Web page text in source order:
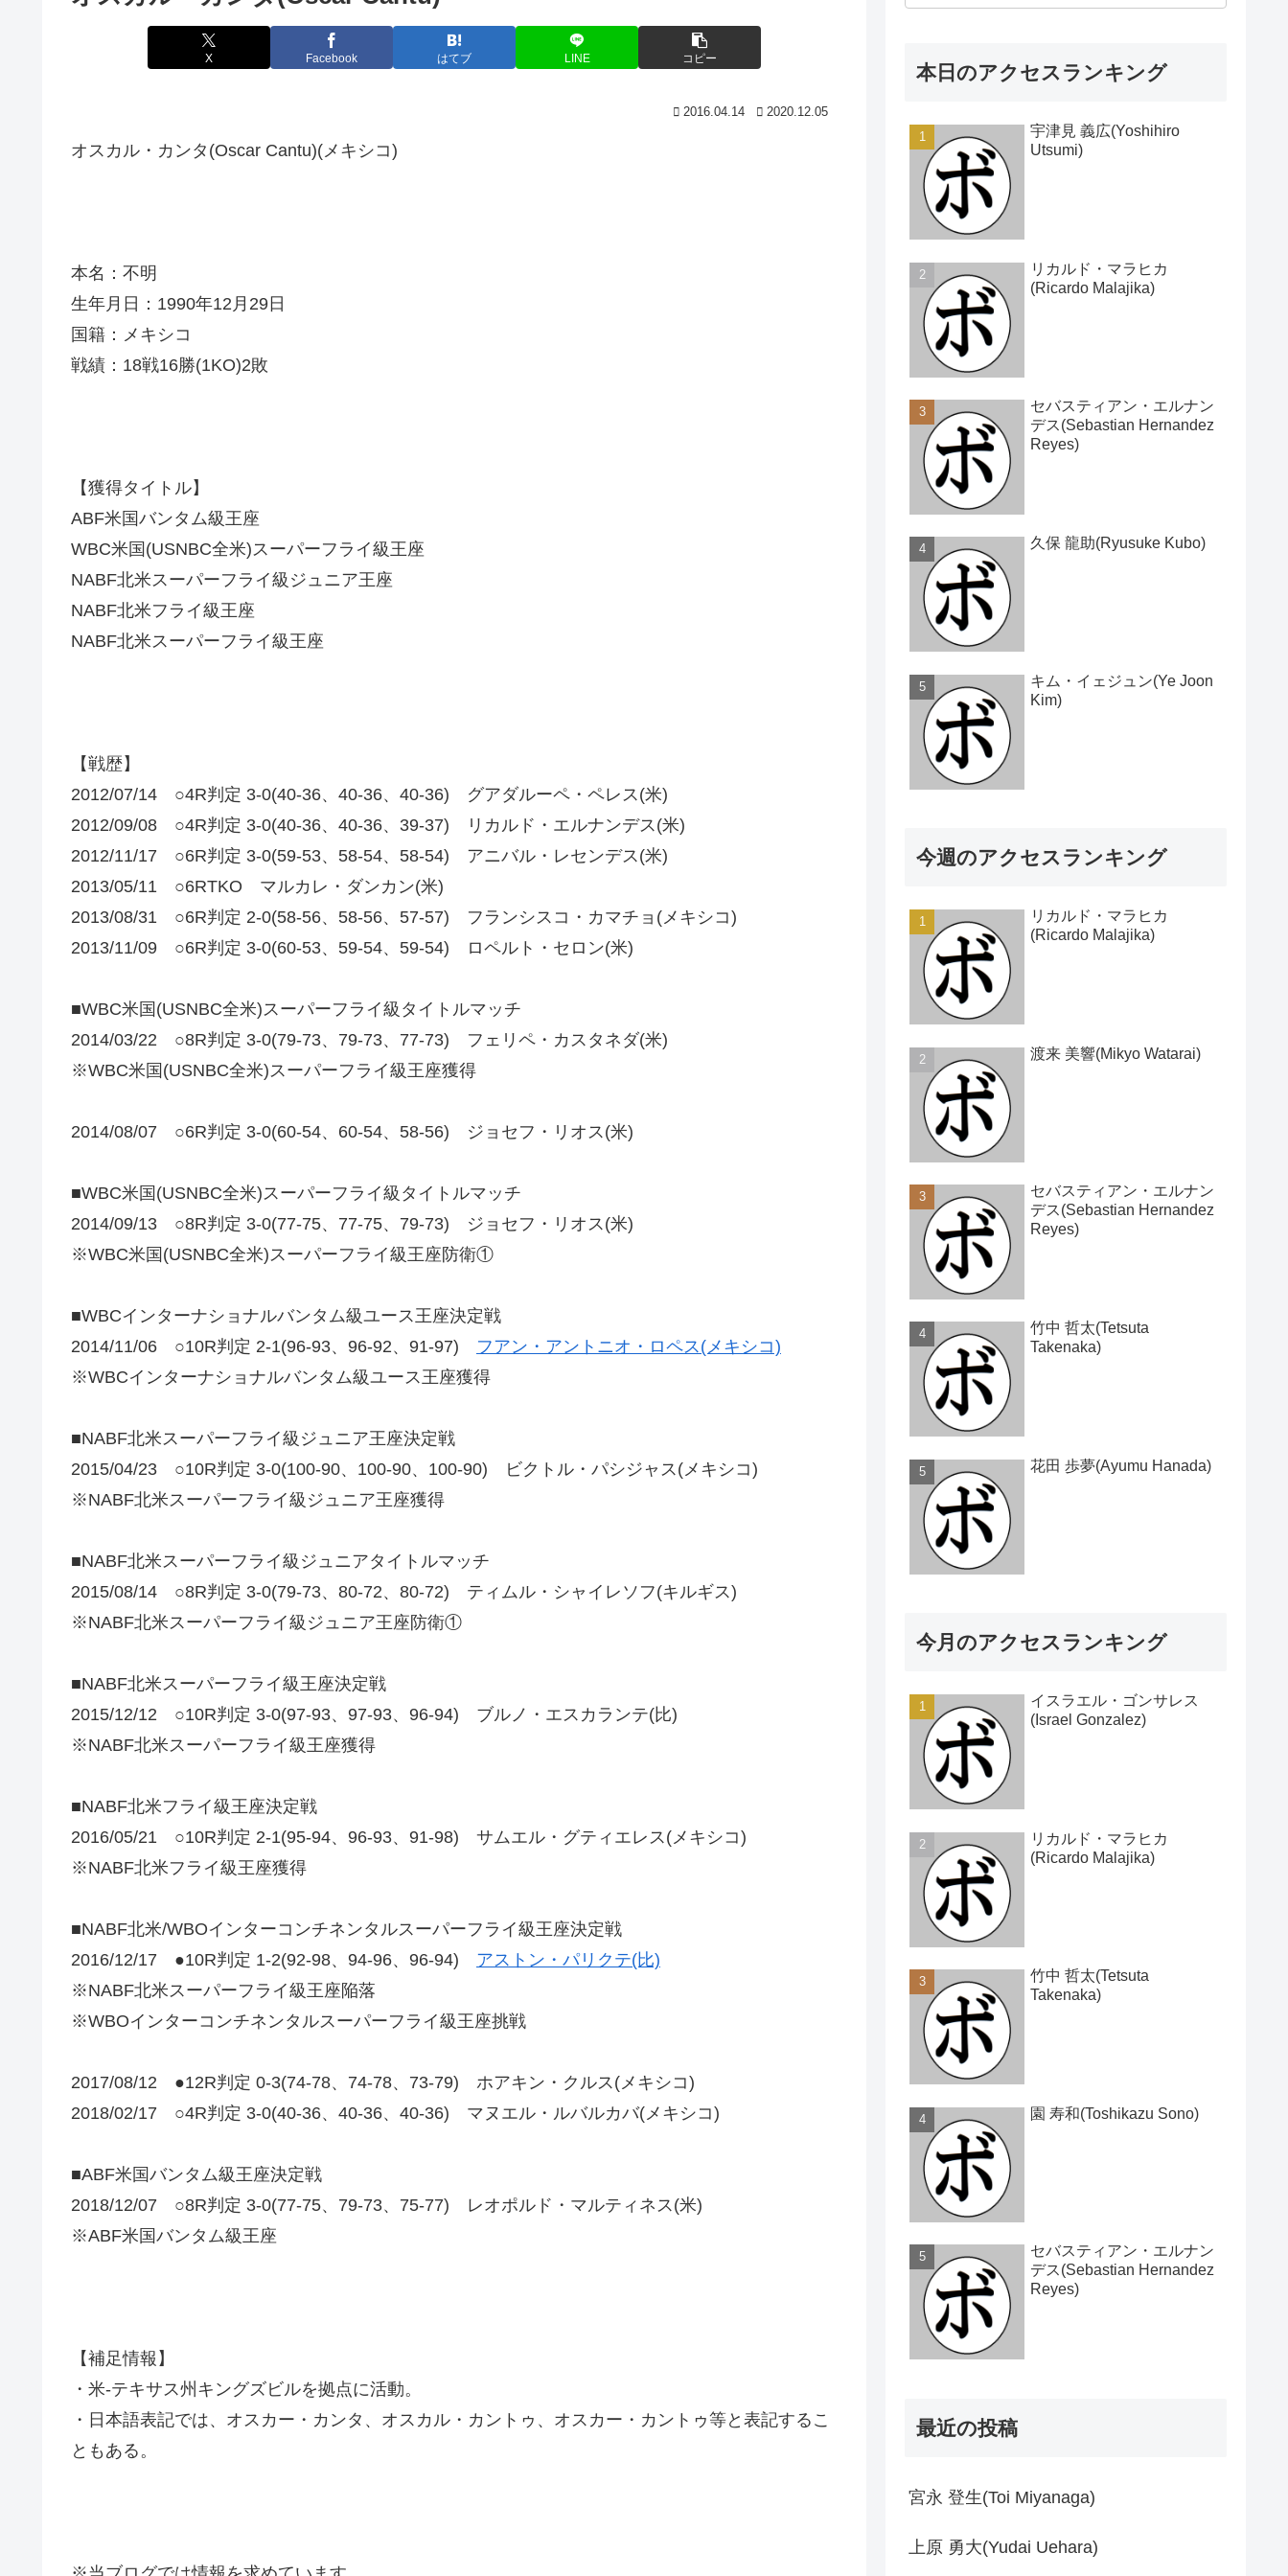
X Facebook はてブ LINE コピー
2016.04.14 2020.12.05
オスカル・カンタ(Oscar Cantu)(メキシコ)
本名：不明
生年月日：1990年12月29日
国籍：メキシコ
戦績：18戦16勝(1KO)2敗
【獲得タイトル】
ABF米国バンタム級王座
WBC米国(USNBC全米)スーパーフライ級王座
NABF北米スーパーフライ級ジュニア王座
NABF北米フライ級王座
NABF北米スーパーフライ級王座
【戦歴】
2012/07/14 ○4R判定 3-0(40-36、40-36、40-36) グアダルーペ・ペレス(米)
2012/09/08 ○4R判定 3-0(40-36、40-36、39-37) リカルド・エルナンデス(米)
2012/11/17 ○6R判定 3-0(59-53、58-54、58-54) アニバル・レセンデス(米)
2013/05/11 ○6RTKO マルカレ・ダンカン(米)
2013/08/31 ○6R判定 2-0(58-56、58-56、57-57) フランシスコ・カマチョ(メキシコ)
2013/11/09 ○6R判定 3-0(60-53、59-54、59-54) ロペルト・セロン(米)
■WBC米国(USNBC全米)スーパーフライ級タイトルマッチ
2014/03/22 ○8R判定 3-0(79-73、79-73、77-73) フェリペ・カスタネダ(米)
※WBC米国(USNBC全米)スーパーフライ級王座獲得
2014/08/07 ○6R判定 3-0(60-54、60-54、58-56) ジョセフ・リオス(米)
■WBC米国(USNBC全米)スーパーフライ級タイトルマッチ
2014/09/13 ○8R判定 3-0(77-75、77-75、79-73) ジョセフ・リオス(米)
※WBC米国(USNBC全米)スーパーフライ級王座防衛①
■WBCインターナショナルバンタム級ユース王座決定戦
2014/11/06 ○10R判定 2-1(96-93、96-92、91-97) フアン・アントニオ・ロペス(メキシコ)
※WBCインターナショナルバンタム級ユース王座獲得
■NABF北米スーパーフライ級ジュニア王座決定戦
2015/04/23 ○10R判定 3-0(100-90、100-90、100-90) ビクトル・パシジャス(メキシコ)
※NABF北米スーパーフライ級ジュニア王座獲得
■NABF北米スーパーフライ級ジュニアタイトルマッチ
2015/08/14 ○8R判定 3-0(79-73、80-72、80-72) ティムル・シャイレソフ(キルギス)
※NABF北米スーパーフライ級ジュニア王座防衛①
■NABF北米スーパーフライ級王座決定戦
2015/12/12 ○10R判定 3-0(97-93、97-93、96-94) ブルノ・エスカランテ(比)
※NABF北米スーパーフライ級王座獲得
■NABF北米フライ級王座決定戦
2016/05/21 ○10R判定 2-1(95-94、96-93、91-98) サムエル・グティエレス(メキシコ)
※NABF北米フライ級王座獲得
■NABF北米/WBOインターコンチネンタルスーパーフライ級王座決定戦
2016/12/17 ●10R判定 1-2(92-98、94-96、96-94) アストン・パリクテ(比)
※NABF北米スーパーフライ級王座陥落
※WBOインターコンチネンタルスーパーフライ級王座挑戦
2017/08/12 ●12R判定 0-3(74-78、74-78、73-79) ホアキン・クルス(メキシコ)
2018/02/17 ○4R判定 3-0(40-36、40-36、40-36) マヌエル・ルバルカバ(メキシコ)
■ABF米国バンタム級王座決定戦
2018/12/07 ○8R判定 3-0(77-75、79-73、75-77) レオポルド・マルティネス(米)
※ABF米国バンタム級王座
【補足情報】
・米-テキサス州キングズビルを拠点に活動。
・日本語表記では、オスカー・カンタ、オスカル・カントゥ、オスカー・カントゥ等と表記するこ
ともある。
本日のアクセスランキング
宇津見 義広(Yoshihiro
Utsumi)
リカルド・マラヒカ
(Ricardo Malajika)
セバスティアン・エルナン
デス(Sebastian Hernandez
Reyes)
久保 龍助(Ryusuke Kubo)
キム・イェジュン(Ye Joon
Kim)
今週のアクセスランキング
リカルド・マラヒカ
(Ricardo Malajika)
渡来 美響(Mikyo Watarai)
セバスティアン・エルナン
デス(Sebastian Hernandez
Reyes)
竹中 哲太(Tetsuta
Takenaka)
花田 歩夢(Ayumu Hanada)
今月のアクセスランキング
イスラエル・ゴンサレス
(Israel Gonzalez)
リカルド・マラヒカ
(Ricardo Malajika)
竹中 哲太(Tetsuta
Takenaka)
園 寿和(Toshikazu Sono)
セバスティアン・エルナン
デス(Sebastian Hernandez
Reyes)
最近の投稿
宮永 登生(Toi Miyanaga)
上原 勇大(Yudai Uehara)